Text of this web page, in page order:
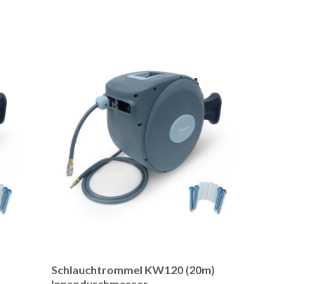
Schlauchtrommel KW120 (20m)